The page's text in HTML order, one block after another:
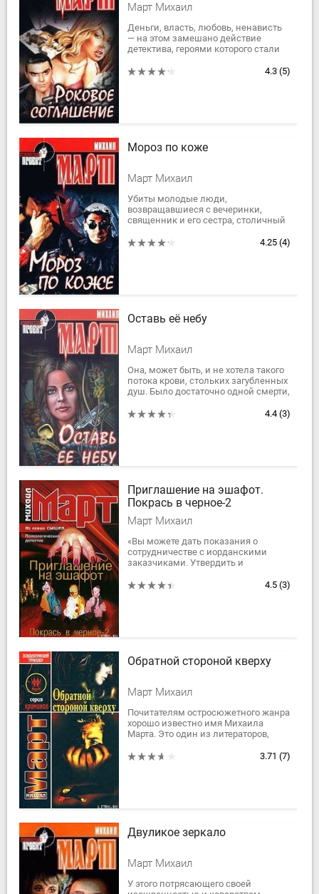
Март Михаил
Деньги, власть, любовь, ненависть
— на этом замешано действие
детектива, героями которого стали
торговцев антиквариатом и
4.3 (5)
Мороз по коже
Март Михаил
Убиты молодые люди,
возвращавшиеся с вечеринки,
священник и его сестра, столичный
на одном из пригородных шоссе. И
4.25 (4)
Оставь её небу
Март Михаил
Она, может быть, и не хотела такого
потока крови, стольких загубленных
душ. Было достаточно одной смерти,
владелицей несметных сокровищ....
4.4 (3)
Приглашение на эшафот.
Покрась в черное-2
Март Михаил
«Вы можете дать показания о
сотрудничестве с иорданскими
заказчиками. Утвердить и
переправленных в Иорданию,
4.5 (3)
Обратной стороной кверху
Март Михаил
Почитателям остросюжетного жанра
хорошо известно имя Михаила
Марта. Это один из литераторов,
точен, разнообразен, динамичен и
3.71 (7)
Двуликое зеркало
Март Михаил
У этого потрясающего своей